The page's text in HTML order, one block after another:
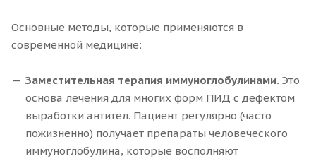
Основные методы, которые применяются в
современной медицине:
Заместительная терапия иммуноглобулинами. Это
основа лечения для многих форм ПИД с дефектом
выработки антител. Пациент регулярно (часто
пожизненно) получает препараты человеческого
иммуноглобулина, которые восполняют